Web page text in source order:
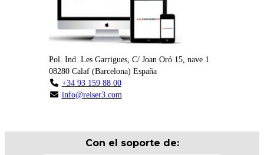
Pol. Ind. Les Garrigues, C/ Joan Oró 15, nave 1
08280 Calaf (Barcelona) España
+34 93 159 88 00
info@reiser3.com
Con el soporte de: